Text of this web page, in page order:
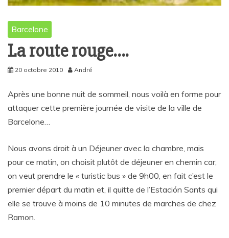
Barcelone
La route rouge….
20 octobre 2010 André
Après une bonne nuit de sommeil, nous voilà en forme pour
attaquer cette première journée de visite de la ville de
Barcelone…
Nous avons droit à un Déjeuner avec la chambre, mais
pour ce matin, on choisit plutôt de déjeuner en chemin car,
on veut prendre le « turistic bus » de 9h00, en fait c’est le
premier départ du matin et, il quitte de l’Estación Sants qui
elle se trouve à moins de 10 minutes de marches de chez
Ramon.